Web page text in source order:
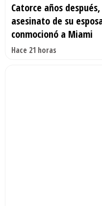
Catorce años
asesinato de su
conmocionó a Miami
Hace 21 horas